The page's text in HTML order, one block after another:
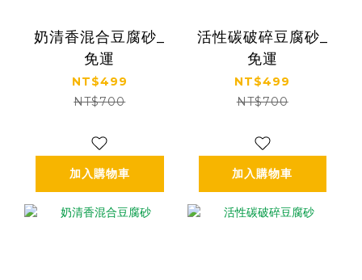
奶清香混合豆腐砂_
免運
NT$499
NT$700
加入購物車
活性碳破碎豆腐砂_
免運
NT$499
NT$700
加入購物車